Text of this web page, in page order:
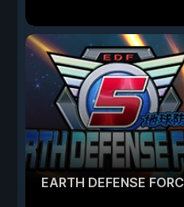
EARTH DEFENSE